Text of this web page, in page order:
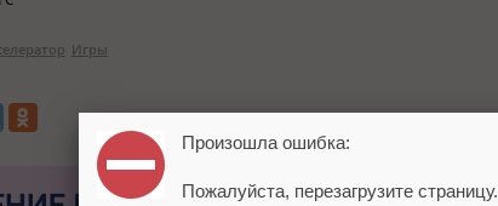
Игры
Произошла ошибка:
Пожалуйста, перезагрузите страницу.